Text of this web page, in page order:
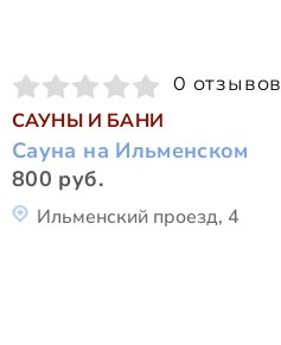
0 отзывов
САУНЫ И БАНИ
Сауна на Ильменском
800 руб.
Ильменский проезд, 4